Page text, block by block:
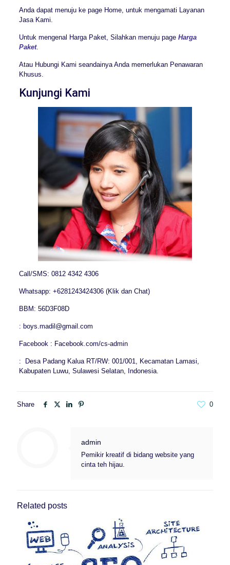
Anda dapat menuju ke page Home, untuk mengamati Layanan
Jasa Kami.
Untuk mengenal Harga Paket, Silahkan menuju page Harga
Paket.
Atau Hubungi Kami seandainya Anda memerlukan Penawaran
Khusus.
Kunjungi Kami
Call/SMS: 0812 4342 4306
Whatsapp: +6281243424306 (Klik dan Chat)
BBM: 56D3F08D
: boys.madil@gmail.com
Facebook : Facebook.com/cs-admin
: Desa Padang Kalua RT/RW: 001/001, Kecamatan Lamasi,
Kabupaten Luwu, Sulawesi Selatan, Indonesia.
Share 0
admin
Pemikir kreatif di bidang website yang
cinta teh hijau.
Related posts